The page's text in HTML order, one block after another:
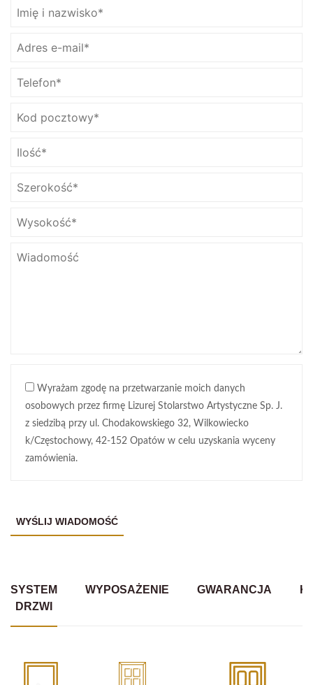
Wyrażam zgodę na przetwarzanie moich danych
osobowych przez firmę Lizurej Stolarstwo Artystyczne Sp. J.
z siedzibą przy ul. Chodakowskiego 32, Wilkowiecko
k/Częstochowy, 42-152 Opatów w celu uzyskania wyceny
zamówienia.
SYSTEM
DRZWI
WYPOSAŻENIE GWARANCJA